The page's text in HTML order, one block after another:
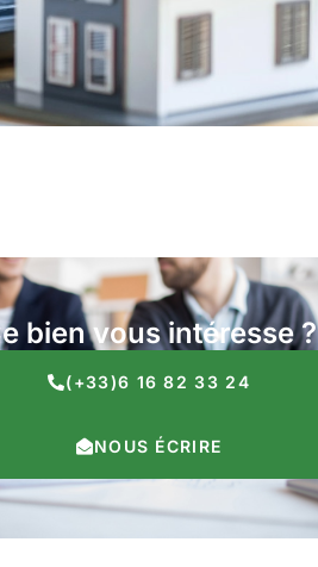
bien vous intéresse ?
(+33)6 16 82 33 24
NOUS ÉCRIRE